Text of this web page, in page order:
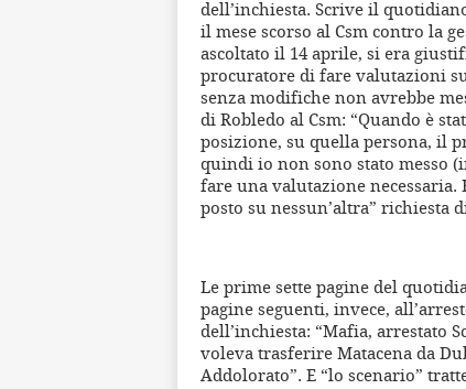
dell’inchiesta. Scrive il
il mese scorso al Csm contro la
ascoltato il 14 aprile, si era
procuratore di fare valutazioni
senza modifiche non avrebbe
di Robledo al Csm: “Quando è
posizione, su quella persona, il
quindi io non sono stato messo
fare una valutazione
posto su nessun’altra” richiesta
Le prime sette pagine del
pagine seguenti, invece,
dell’inchiesta: “Mafia, arrestato
voleva trasferire Matacena da
Addolorato”. E “lo scenario”